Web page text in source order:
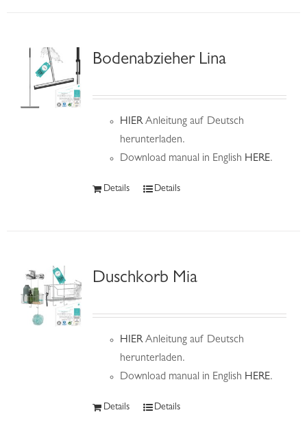
Bodenabzieher Lina
HIERAnleitung auf Deutsch
herunterladen.
Download manual in English HERE.
Details Details
Duschkorb Mia
HIERAnleitung auf Deutsch
herunterladen.
Download manual in English HERE.
Details Details